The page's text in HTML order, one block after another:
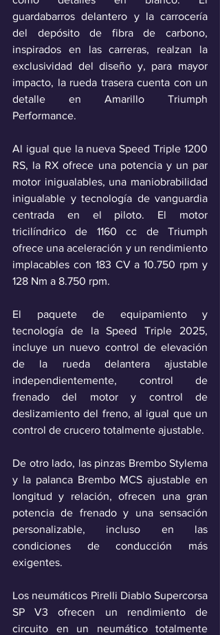
guardabarros delantero y la carrocería
del depósito de fibra de carbono,
inspirados en las carreras, realzan la
exclusividad del diseño y, para mayor
impacto, la rueda trasera cuenta con un
detalle en Amarillo Triumph
Performance.
Al igual que la nueva Speed Triple 1200
RS, la RX ofrece una potencia y un par
motor inigualables, una maniobrabilidad
inigualable y tecnología de vanguardia
centrada en el piloto. El motor
tricilíndrico de 1160 cc de Triumph
ofrece una aceleración y un rendimiento
implacables con 183 CV a 10.750 rpm y
128 Nm a 8.750 rpm.
El paquete de equipamiento y
tecnología de la Speed Triple 2025,
incluye un nuevo control de elevación
de la rueda delantera ajustable
independientemente, control de
frenado del motor y control de
deslizamiento del freno, al igual que un
control de crucero totalmente ajustable.
De otro lado, las pinzas Brembo Stylema
y la palanca Brembo MCS ajustable en
longitud y relación, ofrecen una gran
potencia de frenado y una sensación
personalizable, incluso en las
condiciones de conducción más
exigentes.
Los neumáticos Pirelli Diablo Supercorsa
SP V3 ofrecen un rendimiento de
circuito en un neumático totalmente